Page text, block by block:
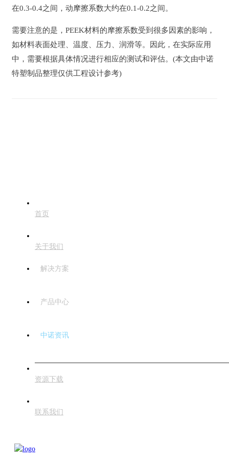
在0.3-0.4之间，动摩擦系数大约在0.1-0.2之间。
需要注意的是，PEEK材料的摩擦系数受到很多因素的影响，
如材料表面处理、温度、压力、润滑等。因此，在实际应用
中，需要根据具体情况进行相应的测试和评估。(本文由中诺
特塑制品整理仅供工程设计参考)
首页
关于我们
解决方案
产品中心
中诺资讯
资源下载
联系我们